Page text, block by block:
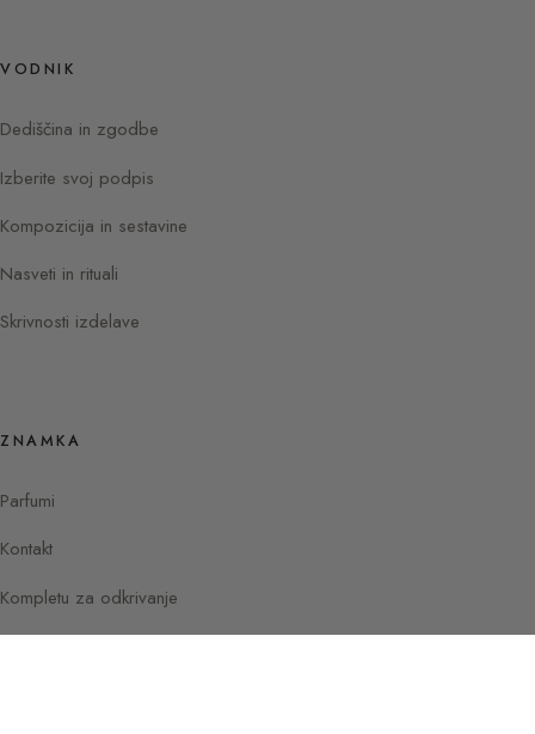
VODNIK
Dediščina in zgodbe
Izberite svoj podpis
Kompozicija in sestavine
Nasveti in rituali
Skrivnosti izdelave
ZNAMKA
Parfumi
Kontakt
Kompletu za odkrivanje